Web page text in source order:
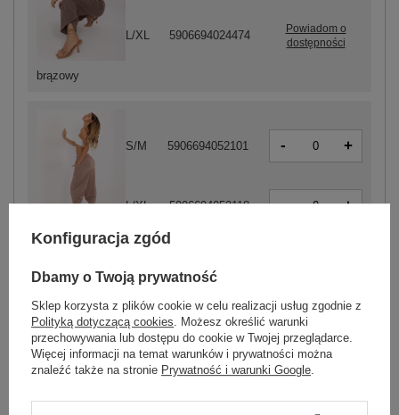
ciemny beżowy
S/M 5906694052101 - +
L/XL 5906694052118 - +
brązowy
L/XL 5906694024474
Powiadom o
dostępności
ZALOGUJ SIĘ I ZOBACZ CENĘ
Masz pytanie? Chętnie pomożemy.
Konfiguracja zgód
Dbamy o Twoją prywatność
Sklep korzysta z plików cookie w celu realizacji usług zgodnie z
Polityką dotyczącą cookies . Możesz określić warunki
przechowywania lub dostępu do cookie w Twojej przeglądarce.
Więcej informacji na temat warunków i prywatności można
znaleźć także na stronie Prywatność i warunki Google